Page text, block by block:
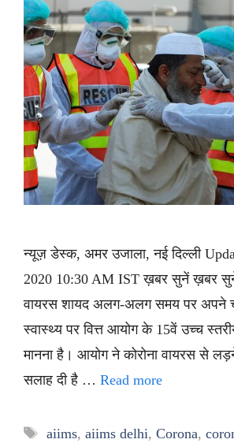
न्यूज़ डेस्क, अमर उजाला, नई दिल्ली
2020 10:30 AM IST ख़बर सुनें ख़बर सुनें
वायरस शायद अलग-अलग समय पर अपने
स्वास्थ्य पर वित्त आयोग के 15वें उच्च
मानना है। आयोग ने कोरोना वायरस से
सलाह दी है … Read more
Tags
aiims, aiims delhi, Corona,